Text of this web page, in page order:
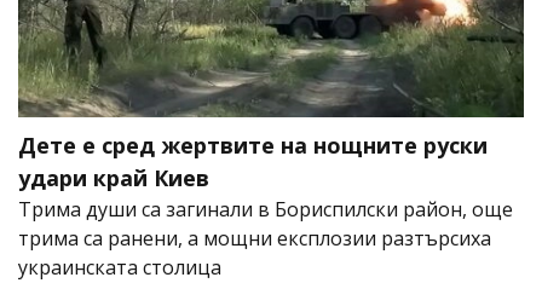
Дете е сред жертвите на нощните руски
удари край Киев
Трима души са загинали в Бориспилски район, още
трима са ранени, а мощни експлозии разтърсиха
украинската столица